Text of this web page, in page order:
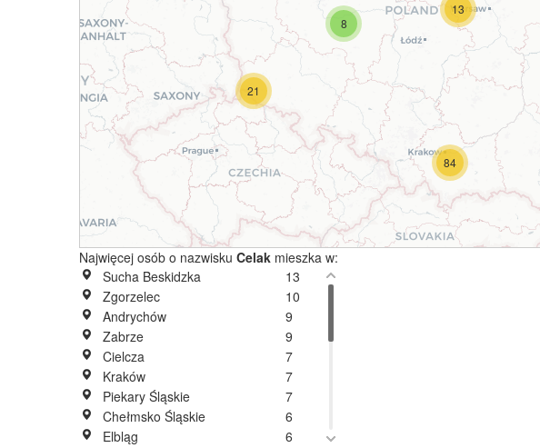
13
8
21
84
Najwięcej osób o nazwisku Celak mieszka w:
Sucha Beskidzka
13
Zgorzelec
10
Andrychów
9
Zabrze
9
Cielcza
7
Kraków
7
Piekary Śląskie
7
Chełmsko Śląskie
6
Elbląg
6